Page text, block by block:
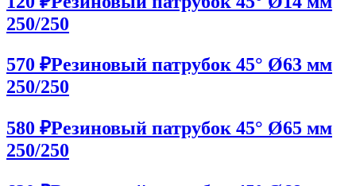
250/250
570 ₽Резиновый патрубок 45° Ø63 мм
250/250
580 ₽Резиновый патрубок 45° Ø65 мм
250/250